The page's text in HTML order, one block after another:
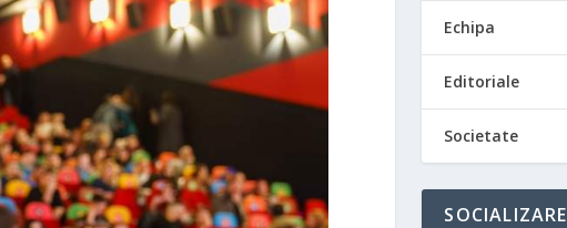
Echipa
Editoriale
Societate
SOCIALIZARE